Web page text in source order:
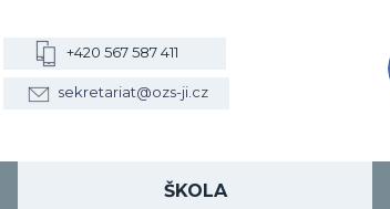
+420 567 587 411
sekretariat@ozs-ji.cz
ŠKOLA